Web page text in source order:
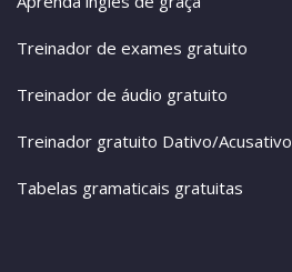
Treinador de exames gratuito
Treinador de áudio gratuito
Treinador gratuito Dativo/Acusativo
Tabelas gramaticais gratuitas